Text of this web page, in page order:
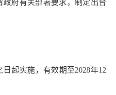
府有关部署要求，制定出台
起实施，有效期至2028年12